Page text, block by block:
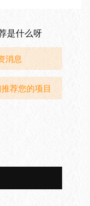
是什么呀
消息
荐您的项目